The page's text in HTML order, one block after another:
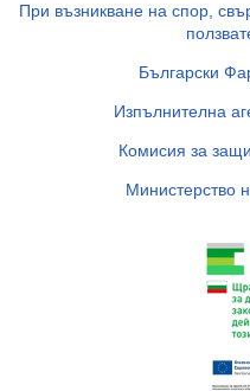
При възникване на спор,
Български
Изпълнителна
Комисия за
Министерство